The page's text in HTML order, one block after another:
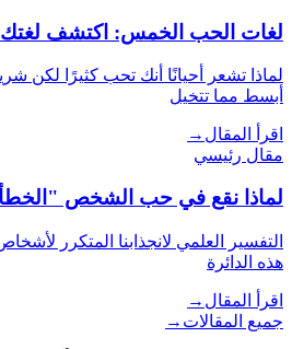
لغات الحب الخمس: اكتشف
لماذا تشعر أحيانًا أنك تحب كثيرًا لكن
أبسط مما تتخيل
اقرأ المقال →
مقال رئيسي
لماذا نقع في حب الشخص
التفسير العلمي لانجذابنا المتكرر
هذه الدائرة
اقرأ المقال →
جميع المقالات →